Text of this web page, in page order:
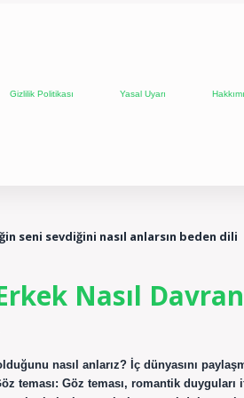
Gizlilik Politikası Yasal Uyarı
seni sevdiğini nasıl anlarsın beden dili
Nasıl
nasıl anlarız? İç dünyasını
teması: Göz teması, romantik